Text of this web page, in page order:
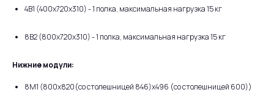
4В1 (400х720х310) - 1 полка, максимальная нагрузка 15 кг
8В2 (800х720х310) - 1 полка, максимальная нагрузка 15 кг
Нижние модули:
8М1 (800х820(со столешницей 846)х496 (со столешницей 600))